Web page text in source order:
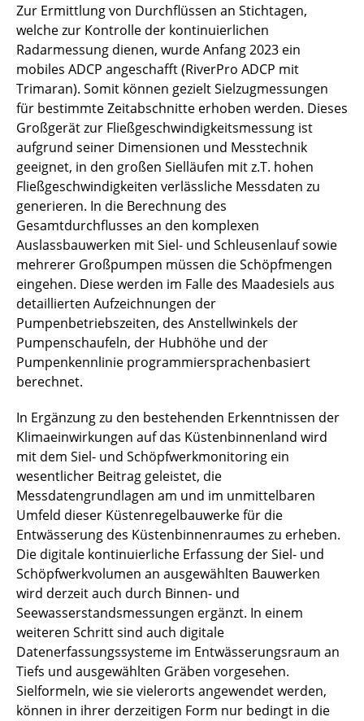
Zur Ermittlung von Durchflüssen an Stichtagen,
welche zur Kontrolle der kontinuierlichen
Radarmessung dienen, wurde Anfang 2023 ein
mobiles ADCP angeschafft (RiverPro ADCP mit
Trimaran). Somit können gezielt Sielzugmessungen
für bestimmte Zeitabschnitte erhoben werden. Dieses
Großgerät zur Fließgeschwindigkeitsmessung ist
aufgrund seiner Dimensionen und Messtechnik
geeignet, in den großen Sielläufen mit z.T. hohen
Fließgeschwindigkeiten verlässliche Messdaten zu
generieren. In die Berechnung des
Gesamtdurchflusses an den komplexen
Auslassbauwerken mit Siel- und Schleusenlauf sowie
mehrerer Großpumpen müssen die Schöpfmengen
eingehen. Diese werden im Falle des Maadesiels aus
detaillierten Aufzeichnungen der
Pumpenbetriebszeiten, des Anstellwinkels der
Pumpenschaufeln, der Hubhöhe und der
Pumpenkennlinie programmiersprachenbasiert
berechnet.
In Ergänzung zu den bestehenden Erkenntnissen der
Klimaeinwirkungen auf das Küstenbinnenland wird
mit dem Siel- und Schöpfwerkmonitoring ein
wesentlicher Beitrag geleistet, die
Messdatengrundlagen am und im unmittelbaren
Umfeld dieser Küstenregelbauwerke für die
Entwässerung des Küstenbinnenraumes zu erheben.
Die digitale kontinuierliche Erfassung der Siel- und
Schöpfwerkvolumen an ausgewählten Bauwerken
wird derzeit auch durch Binnen- und
Seewasserstandsmessungen ergänzt. In einem
weiteren Schritt sind auch digitale
Datenerfassungssysteme im Entwässerungsraum an
Tiefs und ausgewählten Gräben vorgesehen.
Sielformeln, wie sie vielerorts angewendet werden,
können in ihrer derzeitigen Form nur bedingt in die